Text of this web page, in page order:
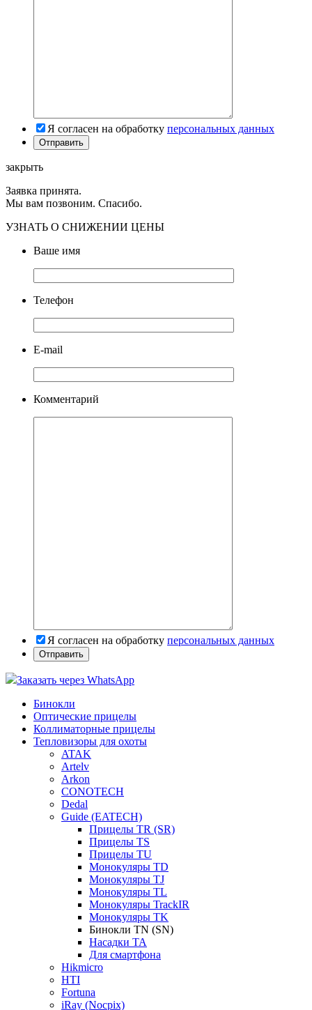
Я согласен на обработку персональных данных
закрыть
Заявка принята.
Мы вам позвоним. Спасибо.
УЗНАТЬ О СНИЖЕНИИ ЦЕНЫ
Ваше имя
Телефон
E-mail
Комментарий
Я согласен на обработку персональных данных
Заказать через WhatsApp
Бинокли
Оптические прицелы
Коллиматорные прицелы
Тепловизоры для охоты
ATAK
Artelv
Arkon
CONOTECH
Dedal
Guide (EATECH)
Прицелы TR (SR)
Прицелы TS
Прицелы TU
Монокуляры TD
Монокуляры TJ
Монокуляры TL
Монокуляры TrackIR
Монокуляры TK
Бинокли TN (SN)
Насадки TA
Для смартфона
Hikmicro
HTI
Fortuna
iRay (Nocpix)